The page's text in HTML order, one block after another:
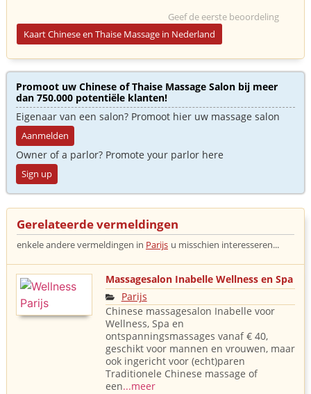
Geef de eerste beoordeling
Kaart Chinese en Thaise Massage in Nederland
Promoot uw Chinese of Thaise Massage Salon bij meer
dan 750.000 potentiële klanten!
Eigenaar van een salon? Promoot hier uw massage salon
Aanmelden
Owner of a parlor? Promote your parlor here
Sign up
Gerelateerde vermeldingen
enkele andere vermeldingen in Parijs u misschien interesseren...
Massagesalon Inabelle Wellness en Spa
Parijs
Chinese massagesalon Inabelle voor
Wellness, Spa en
ontspanningsmassages vanaf € 40,
geschikt voor mannen en vrouwen, maar
ook ingericht voor (echt)paren
Traditionele Chinese massage of
een...meer